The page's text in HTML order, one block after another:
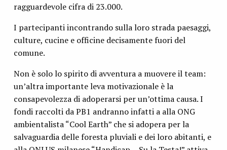
ragguardevole cifra di 23.000.
I partecipanti incontrando sulla loro strada paesaggi,
culture, cucine e officine decisamente fuori del
comune.
Non è solo lo spirito di avventura a muovere il team:
un’altra importante leva motivazionale è la
consapevolezza di adoperarsi per un’ottima causa. I
fondi raccolti da PB1 andranno infatti a alla ONG
ambientalista “Cool Earth” che si adopera per la
salvaguardia delle foresta pluviali e dei loro abitanti, e